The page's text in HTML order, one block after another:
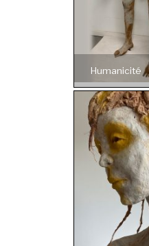
Humanicité